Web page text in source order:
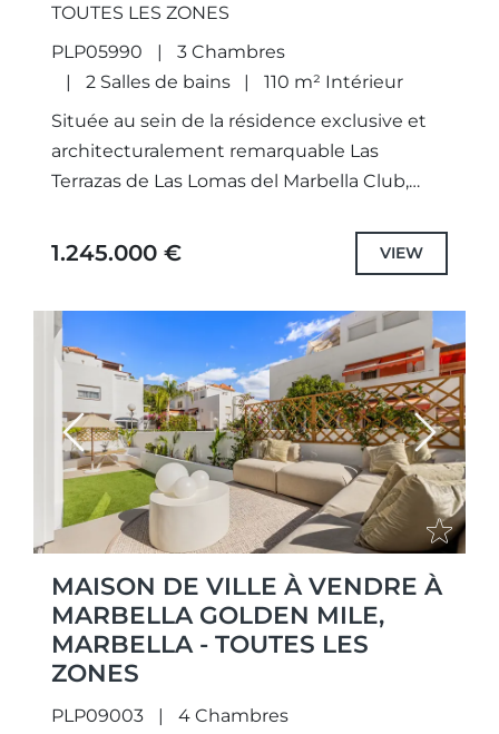
TOUTES LES ZONES
PLP05990
3 Chambres
2 Salles de bains
110 m² Intérieur
Située au sein de la résidence exclusive et
architecturalement remarquable Las
Terrazas de Las Lomas del Marbella Club,
d’acquérir un appartement entièrement
1.245.000 € VIEW
Previous Next
MAISON DE VILLE À VENDRE À
MARBELLA GOLDEN MILE,
MARBELLA - TOUTES LES
ZONES
PLP09003
4 Chambres